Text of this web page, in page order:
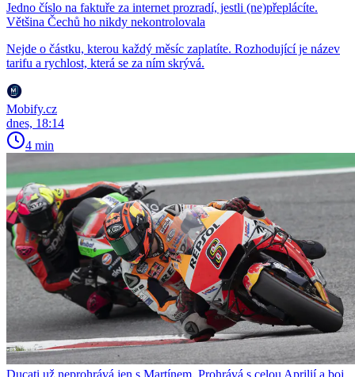
Jedno číslo na faktuře za internet prozradí, jestli (ne)přeplácíte.
Většina Čechů ho nikdy nekontrolovala
Nejde o částku, kterou každý měsíc zaplatíte. Rozhodující je název
tarifu a rychlost, která se za ním skrývá.
Mobify.cz
dnes, 18:14
4 min
Ducati už neprohrává jen s Martínem. Prohrává s celou Aprilií a boj